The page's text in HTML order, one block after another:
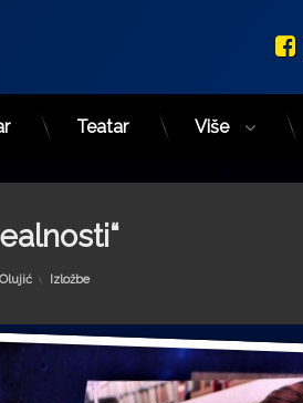
Teatar Više
Kategorije:
Izložbe